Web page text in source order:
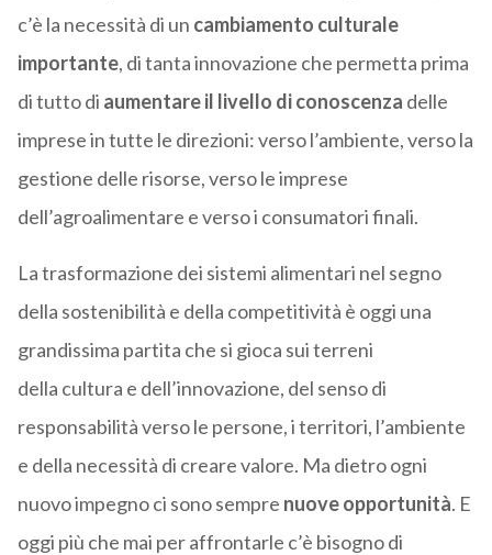
c’è la necessità di un cambiamento culturale
importante, di tanta innovazione che permetta prima
di tutto di aumentare il livello di conoscenza delle
imprese in tutte le direzioni: verso l’ambiente, verso la
gestione delle risorse, verso le imprese
dell’agroalimentare e verso i consumatori finali.
La trasformazione dei sistemi alimentari nel segno
della sostenibilità e della competitività è oggi una
grandissima partita che si gioca sui terreni
della cultura e dell’innovazione, del senso di
responsabilità verso le persone, i territori, l’ambiente
e della necessità di creare valore. Ma dietro ogni
nuovo impegno ci sono sempre nuove opportunità. E
oggi più che mai per affrontarle c’è bisogno di